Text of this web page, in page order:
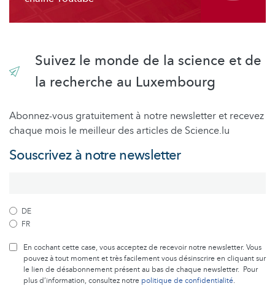
Suivez le monde de la science et de
la recherche au Luxembourg
Abonnez-vous gratuitement à notre newsletter et recevez
chaque mois le meilleur des articles de Science.lu
Souscrivez à notre newsletter
DE
FR
En cochant cette case, vous acceptez de recevoir notre newsletter. Vous
pouvez à tout moment et très facilement vous désinscrire en cliquant sur
le lien de désabonnement présent au bas de chaque newsletter. Pour
plus d’information, consultez notre politique de confidentialité.